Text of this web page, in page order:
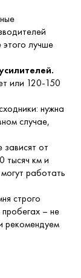
лучше
или 120-150
нужна
случае,
зависят от
тысяч км и
работать
строго
– не
рекомендуем